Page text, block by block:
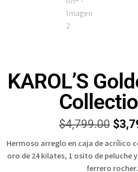
KAROL’S
$4,799.00 $
Hermoso arreglo en caja de acrílico
oro de 24 kilates, 1 osito de peluche
ferrero rocher.